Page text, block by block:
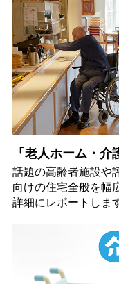
「老人ホーム・
話題の高齢者施設や
向けの住宅全般を幅
詳細にレポートしま